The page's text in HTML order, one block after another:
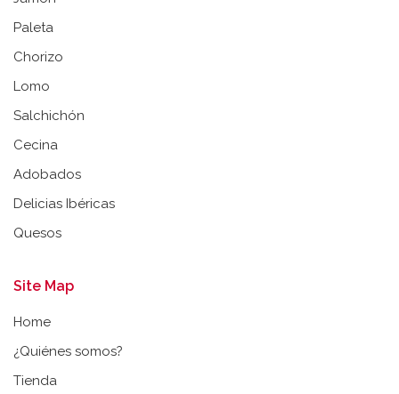
Paleta
Chorizo
Lomo
Salchichón
Cecina
Adobados
Delicias Ibéricas
Quesos
Site Map
Home
¿Quiénes somos?
Tienda